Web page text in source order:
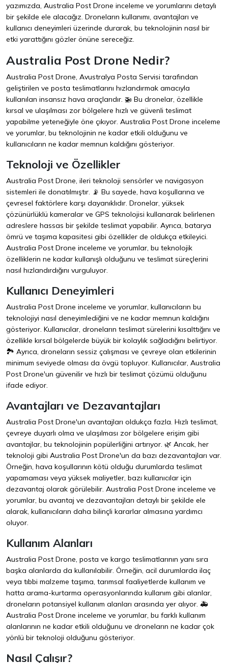
yazımızda, Australia Post Drone inceleme ve yorumlarını detaylı
bir şekilde ele alacağız. Droneların kullanımı, avantajları ve
kullanıcı deneyimleri üzerinde durarak, bu teknolojinin nasıl bir
etki yarattığını gözler önüne sereceğiz.
Australia Post Drone Nedir?
Australia Post Drone, Avustralya Posta Servisi tarafından
geliştirilen ve posta teslimatlarını hızlandırmak amacıyla
kullanılan insansız hava araçlarıdır. 🚁 Bu dronelar, özellikle
kırsal ve ulaşılması zor bölgelere hızlı ve güvenli teslimat
yapabilme yeteneğiyle öne çıkıyor. Australia Post Drone inceleme
ve yorumlar, bu teknolojinin ne kadar etkili olduğunu ve
kullanıcıların ne kadar memnun kaldığını gösteriyor.
Teknoloji ve Özellikler
Australia Post Drone, ileri teknoloji sensörler ve navigasyon
sistemleri ile donatılmıştır. 📡 Bu sayede, hava koşullarına ve
çevresel faktörlere karşı dayanıklıdır. Dronelar, yüksek
çözünürlüklü kameralar ve GPS teknolojisi kullanarak belirlenen
adreslere hassas bir şekilde teslimat yapabilir. Ayrıca, batarya
ömrü ve taşıma kapasitesi gibi özellikler de oldukça etkileyici.
Australia Post Drone inceleme ve yorumlar, bu teknolojik
özelliklerin ne kadar kullanışlı olduğunu ve teslimat süreçlerini
nasıl hızlandırdığını vurguluyor.
Kullanıcı Deneyimleri
Australia Post Drone inceleme ve yorumlar, kullanıcıların bu
teknolojiyi nasıl deneyimlediğini ve ne kadar memnun kaldığını
gösteriyor. Kullanıcılar, droneların teslimat sürelerini kısalttığını ve
özellikle kırsal bölgelerde büyük bir kolaylık sağladığını belirtiyor.
🏞️ Ayrıca, droneların sessiz çalışması ve çevreye olan etkilerinin
minimum seviyede olması da övgü topluyor. Kullanıcılar, Australia
Post Drone'un güvenilir ve hızlı bir teslimat çözümü olduğunu
ifade ediyor.
Avantajları ve Dezavantajları
Australia Post Drone'un avantajları oldukça fazla. Hızlı teslimat,
çevreye duyarlı olma ve ulaşılması zor bölgelere erişim gibi
avantajlar, bu teknolojinin popülerliğini artırıyor. 🌿 Ancak, her
teknoloji gibi Australia Post Drone'un da bazı dezavantajları var.
Örneğin, hava koşullarının kötü olduğu durumlarda teslimat
yapamaması veya yüksek maliyetler, bazı kullanıcılar için
dezavantaj olarak görülebilir. Australia Post Drone inceleme ve
yorumlar, bu avantaj ve dezavantajları detaylı bir şekilde ele
alarak, kullanıcıların daha bilinçli kararlar almasına yardımcı
oluyor.
Kullanım Alanları
Australia Post Drone, posta ve kargo teslimatlarının yanı sıra
başka alanlarda da kullanılabilir. Örneğin, acil durumlarda ilaç
veya tıbbi malzeme taşıma, tarımsal faaliyetlerde kullanım ve
hatta arama-kurtarma operasyonlarında kullanım gibi alanlar,
droneların potansiyel kullanım alanları arasında yer alıyor. 🚑
Australia Post Drone inceleme ve yorumlar, bu farklı kullanım
alanlarının ne kadar etkili olduğunu ve droneların ne kadar çok
yönlü bir teknoloji olduğunu gösteriyor.
Nasıl Çalışır?